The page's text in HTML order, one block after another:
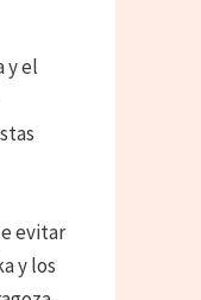
y el
evitar
y los